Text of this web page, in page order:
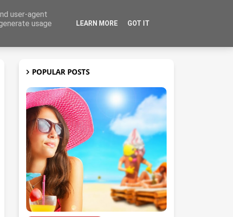
POPULAR POSTS
user-agent
usage
LEARN MORE GOT IT